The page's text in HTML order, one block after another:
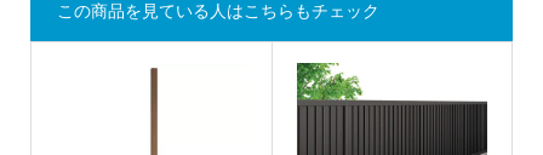
この商品を見ている人はこちらもチェック